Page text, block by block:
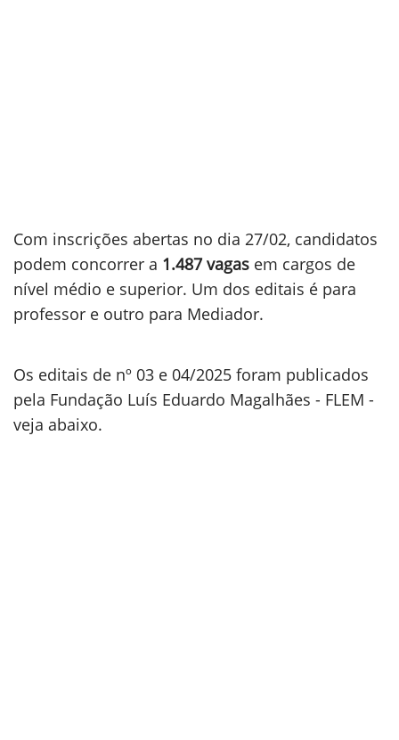
Com inscrições abertas no dia 27/02, candidatos
podem concorrer a 1.487 vagas em cargos de
nível médio e superior. Um dos editais é para
professor e outro para Mediador.
Os editais de nº 03 e 04/2025 foram publicados
pela Fundação Luís Eduardo Magalhães - FLEM -
veja abaixo.